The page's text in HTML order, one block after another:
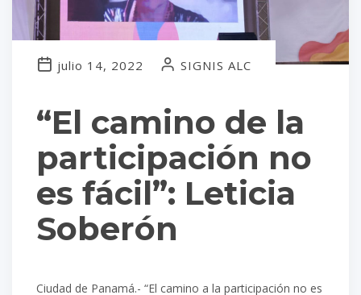
“El camino de la
participación no
es fácil”: Leticia
Soberón
julio 14, 2022 SIGNIS ALC
Ciudad de Panamá.- “El camino a la participación no es